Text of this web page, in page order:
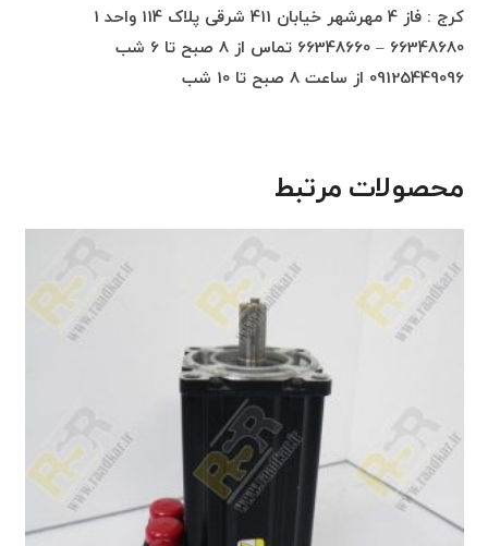
کرج : فاز 4 مهرشهر خیابان 411 شرقی پلاک 114 واحد 1
66348680 – 66348660 تماس از 8 صبح تا 6 شب
09125449096 از ساعت 8 صبح تا 10 شب
محصولات مرتبط